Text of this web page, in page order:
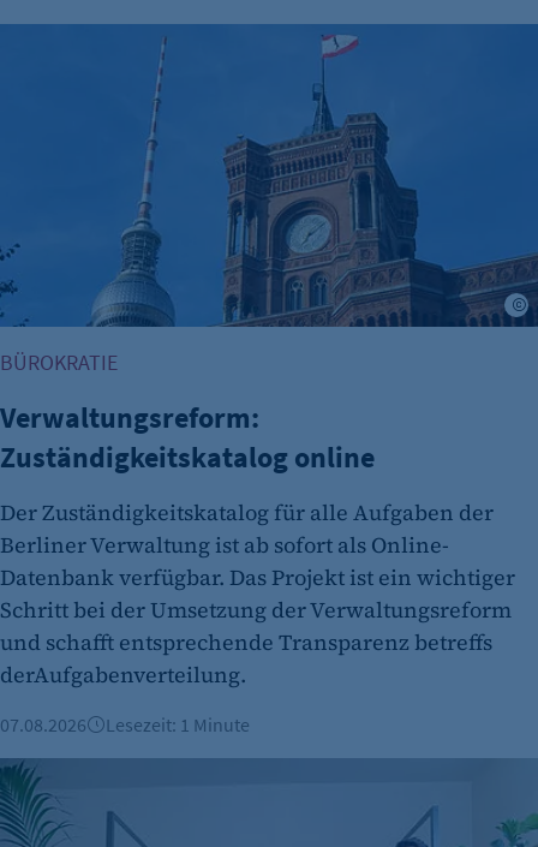
Verwaltungsreform: Zuständigkeitskatalog online
BÜROKRATIE
Verwaltungsreform:
Zuständigkeitskatalog online
Der Zuständigkeitskatalog für alle Aufgaben der
Berliner Verwaltung ist ab sofort als Online-
Datenbank verfügbar. Das Projekt ist ein wichtiger
Schritt bei der Umsetzung der Verwaltungsreform
und schafft entsprechende Transparenz betreffs
derAufgabenverteilung.
07.08.2026 Lesezeit: 1 Minute
Berliner Fintech Moss erreicht Milliardenbewertung